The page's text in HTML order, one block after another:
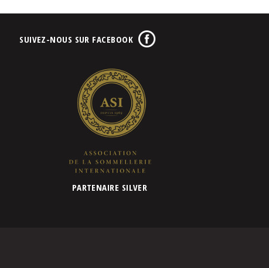
SUIVEZ-NOUS SUR FACEBOOK
PARTENAIRE SILVER